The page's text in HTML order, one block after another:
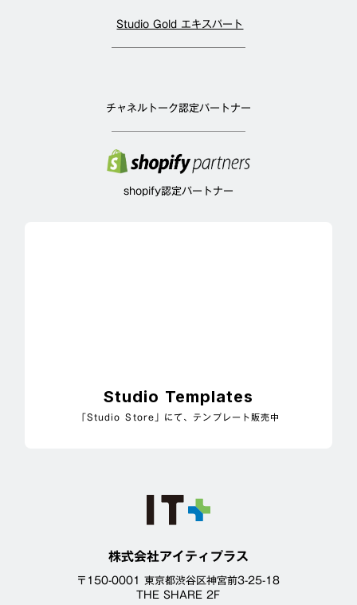
株式会社アイティプラス
〒150-0001 東京都渋谷区神宮前3-25-18
THE SHARE 2F
Studio Gold エキスパート
チャネルトーク認定パートナー
shopify認定パートナー
Studio Templates
「Studio Store」にて、テンプレート販売中